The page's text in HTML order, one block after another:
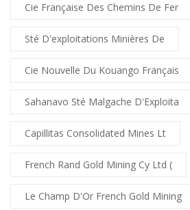
Cie Française Des Chemins De Fer
Sté D'exploitations Minières De
Cie Nouvelle Du Kouango Français
Sahanavo Sté Malgache D'Exploita
Capillitas Consolidated Mines Lt
French Rand Gold Mining Cy Ltd (
Le Champ D'Or French Gold Mining